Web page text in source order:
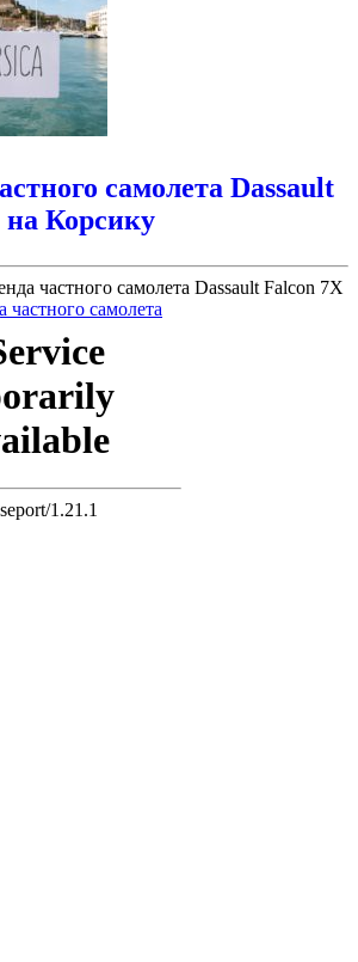
самолета Dassault
на Корсику
частного самолета Dassault Falcon 7X
частного самолета